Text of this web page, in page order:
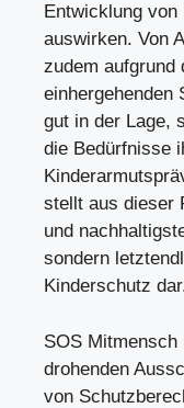
Entwicklung von
auswirken. Von
zudem aufgrund
einhergehenden
gut in der Lage,
die Bedürfnisse
stellt aus dieser
und
sondern
Kinderschutz
SOS Mitmensch
drohenden
von